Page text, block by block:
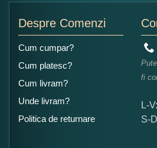
Nu tocmai bun
Copiati alaturi numarul din
Despre Comenzi
Cum cumpar?
Cum platesc?
Cum livram?
Unde livram?
Politica de returnare
fi
L-
S-